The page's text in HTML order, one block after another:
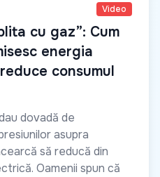
Video
cu gaz”: Cum
energia
consumul
dovadă de
asupra
să reducă din
Oamenii spun că